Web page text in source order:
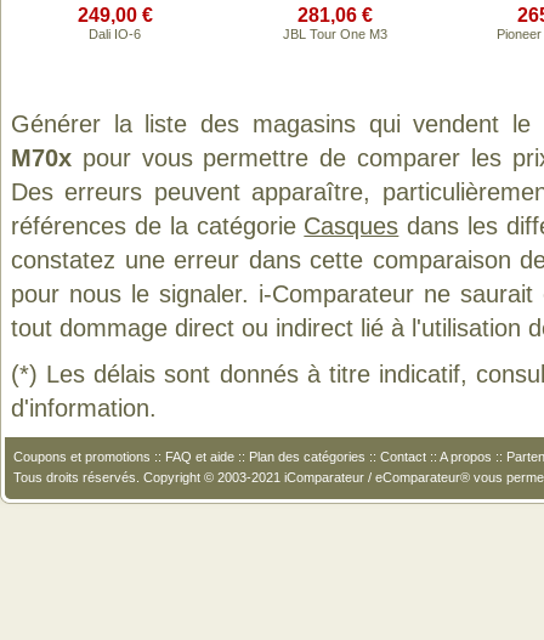
249,00 €
Dali IO-6
281,06 €
JBL Tour One M3
Générer la liste des magasins qui vendent
M70x pour vous permettre de comparer les
Des erreurs peuvent apparaître,
références de la catégorie Casques dans les
constatez une erreur dans cette comparaison
pour nous le signaler. i-Comparateur ne
tout dommage direct ou indirect lié à l'utilisation
(*) Les délais sont donnés à titre indicatif,
d'information.
Coupons et promotions :: FAQ et aide :: Plan des catégories :: Contact :: A propos ::
Tous droits réservés. Copyright © 2003-2021 iComparateur / eComparateur® vous